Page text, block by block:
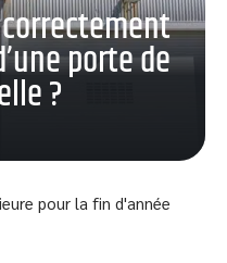
porte de
?